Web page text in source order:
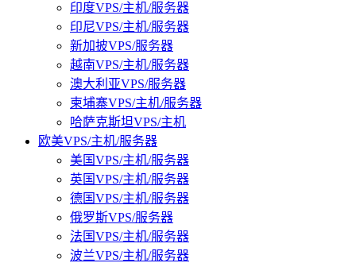
印度VPS/主机/服务器
印尼VPS/主机/服务器
新加披VPS/服务器
越南VPS/主机/服务器
澳大利亚VPS/服务器
柬埔寨VPS/主机/服务器
哈萨克斯坦VPS/主机
欧美VPS/主机/服务器
美国VPS/主机/服务器
英国VPS/主机/服务器
德国VPS/主机/服务器
俄罗斯VPS/服务器
法国VPS/主机/服务器
波兰VPS/主机/服务器